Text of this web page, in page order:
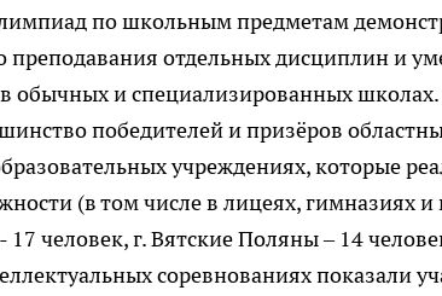
по школьным предметам
преподавания отдельных дисциплин и
обычных и специализированных школах.
победителей и призёров
учреждениях, которые
(в том числе в лицеях, гимназиях и
человек, г. Вятские Поляны – 14
соревнованиях показали